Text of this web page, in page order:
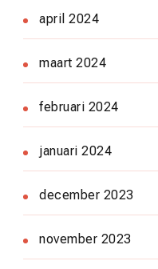
april 2024
maart 2024
februari 2024
januari 2024
december 2023
november 2023